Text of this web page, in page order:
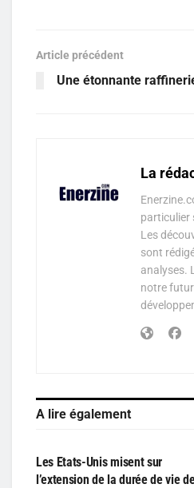
Article précédent
Une étonnante
La
particulier
Les
sont
analyses.
notre
A lire également
Les Etats-Unis misent sur
l’extension de la durée de vie